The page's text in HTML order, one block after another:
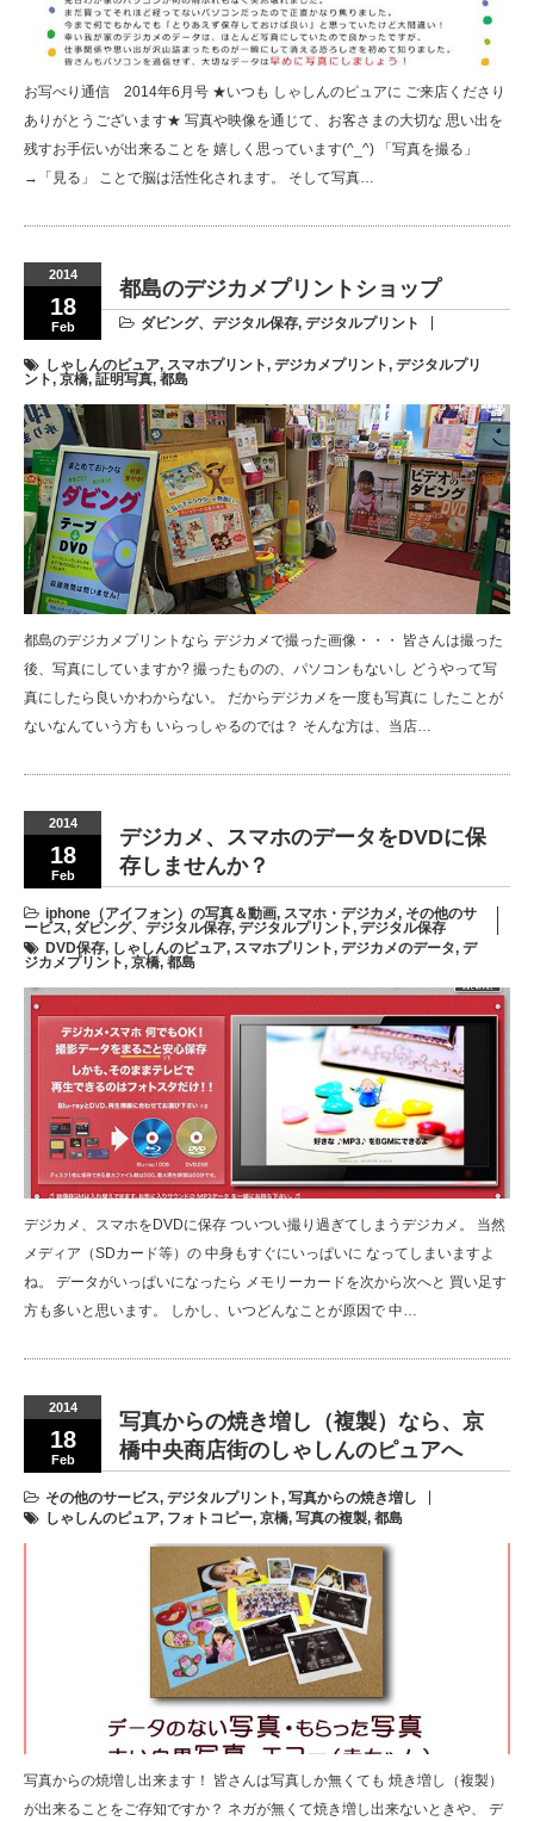
お写べり通信 2014年6月号 ★いつも しゃしんのピュアに ご来店くださり
ありがとうございます★ 写真や映像を通じて、お客さまの大切な 思い出を
残すお手伝いが出来ることを 嬉しく思っています(^_^) 「写真を撮る」
→「見る」 ことで脳は活性化されます。 そして写真…
2014
18
Feb
都島のデジカメプリントショップ
ダビング、デジタル保存, デジタルプリント
しゃしんのピュア, スマホプリント, デジカメプリント, デジタルプリ
ント, 京橋, 証明写真, 都島
都島のデジカメプリントなら デジカメで撮った画像・・・ 皆さんは撮った
後、写真にしていますか? 撮ったものの、パソコンもないし どうやって写
真にしたら良いかわからない。 だからデジカメを一度も写真に したことが
ないなんていう方も いらっしゃるのでは？ そんな方は、当店…
2014
18
Feb
デジカメ、スマホのデータをDVDに保
存しませんか？
iphone（アイフォン）の写真＆動画, スマホ・デジカメ, その他のサ
ービス, ダビング、デジタル保存, デジタルプリント, デジタル保存
DVD保存, しゃしんのピュア, スマホプリント, デジカメのデータ, デ
ジカメプリント, 京橋, 都島
デジカメ、スマホをDVDに保存 ついつい撮り過ぎてしまうデジカメ。 当然
メディア（SDカード等）の 中身もすぐにいっぱいに なってしまいますよ
ね。 データがいっぱいになったら メモリーカードを次から次へと 買い足す
方も多いと思います。 しかし、いつどんなことが原因で 中…
2014
18
Feb
写真からの焼き増し（複製）なら、京
橋中央商店街のしゃしんのピュアへ
その他のサービス, デジタルプリント, 写真からの焼き増し
しゃしんのピュア, フォトコピー, 京橋, 写真の複製, 都島
写真からの焼増し出来ます！ 皆さんは写真しか無くても 焼き増し（複製）
が出来ることをご存知ですか？ ネガが無くて焼き増し出来ないときや、 デ